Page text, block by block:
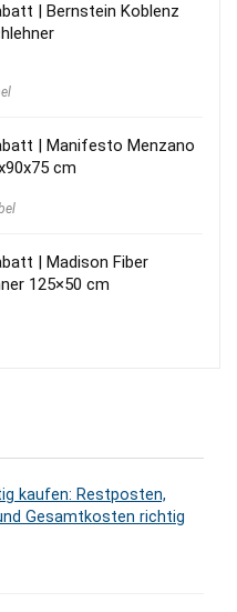
| Bernstein Koblenz
| Manifesto Menzano
cm
| Madison Fiber
125×50 cm
kaufen: Restposten,
Gesamtkosten richtig